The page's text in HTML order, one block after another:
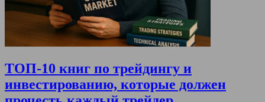
ТОП-10 книг по трейдингу и
инвестированию, которые должен